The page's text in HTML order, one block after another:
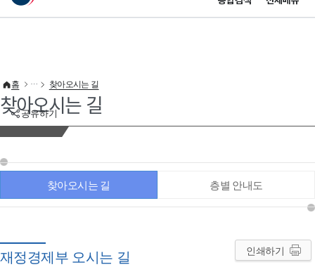
이 누리집은 대한민국 공식 전자정부 누리집입니다.
공유하기
홈 찾아오시는 길
찾아오시는 길
찾아오시는 길 층별 안내도
재정경제부 오시는 길 인쇄하기